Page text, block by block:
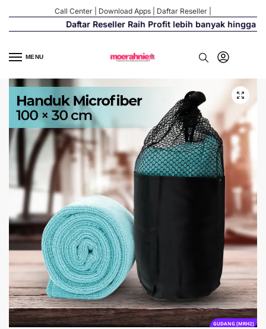
Call Center Download Apps Daftar Reseller
Daftar Reseller Raih Profit lebih banyak hingga
MENU
GUDANG [MRH2]